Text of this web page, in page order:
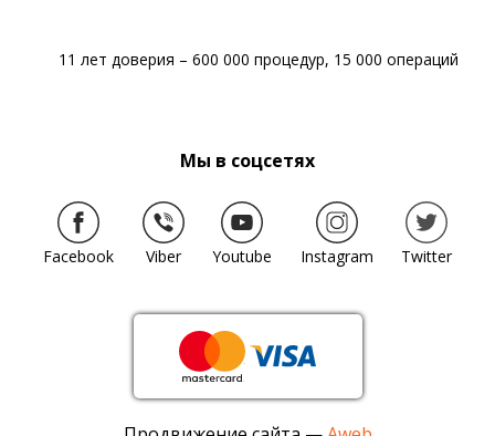
11 лет доверия – 600 000 процедур, 15 000 операций
Мы в соцсетях
Facebook Viber Youtube Instagram Twitter